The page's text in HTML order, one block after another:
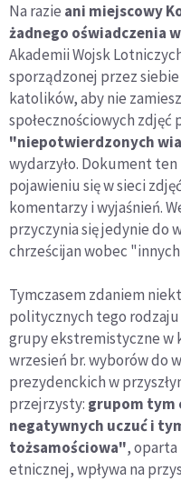
Na razie ani miejscowy
żadnego oświadczenia
Akademii Wojsk
sporządzonej przez
katolików, aby nie
społecznościowych zdjęć
"niepotwierdzonych
wydarzyło. Dokument
pojawieniu się w sieci
komentarzy i wyjaśnień.
przyczynia się jedynie do
chrześcijan wobec
Tymczasem zdaniem
politycznych tego
grupy ekstremistyczne w
wrzesień br. wyborów do
prezydenckich w
przejrzysty: grupom tym
negatywnych uczuć i
tożsamościowa", oparta
etnicznej, wpływa na